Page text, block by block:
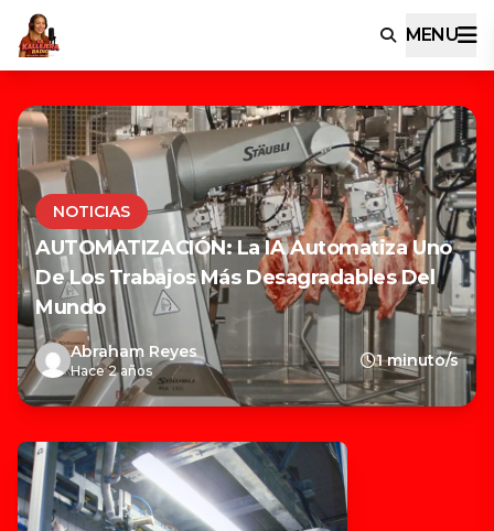
MENU
NOTICIAS
AUTOMATIZACIÓN: La IA Automatiza Uno
De Los Trabajos Más Desagradables Del
Mundo
Abraham Reyes
Hace 2 años
1 minuto/s